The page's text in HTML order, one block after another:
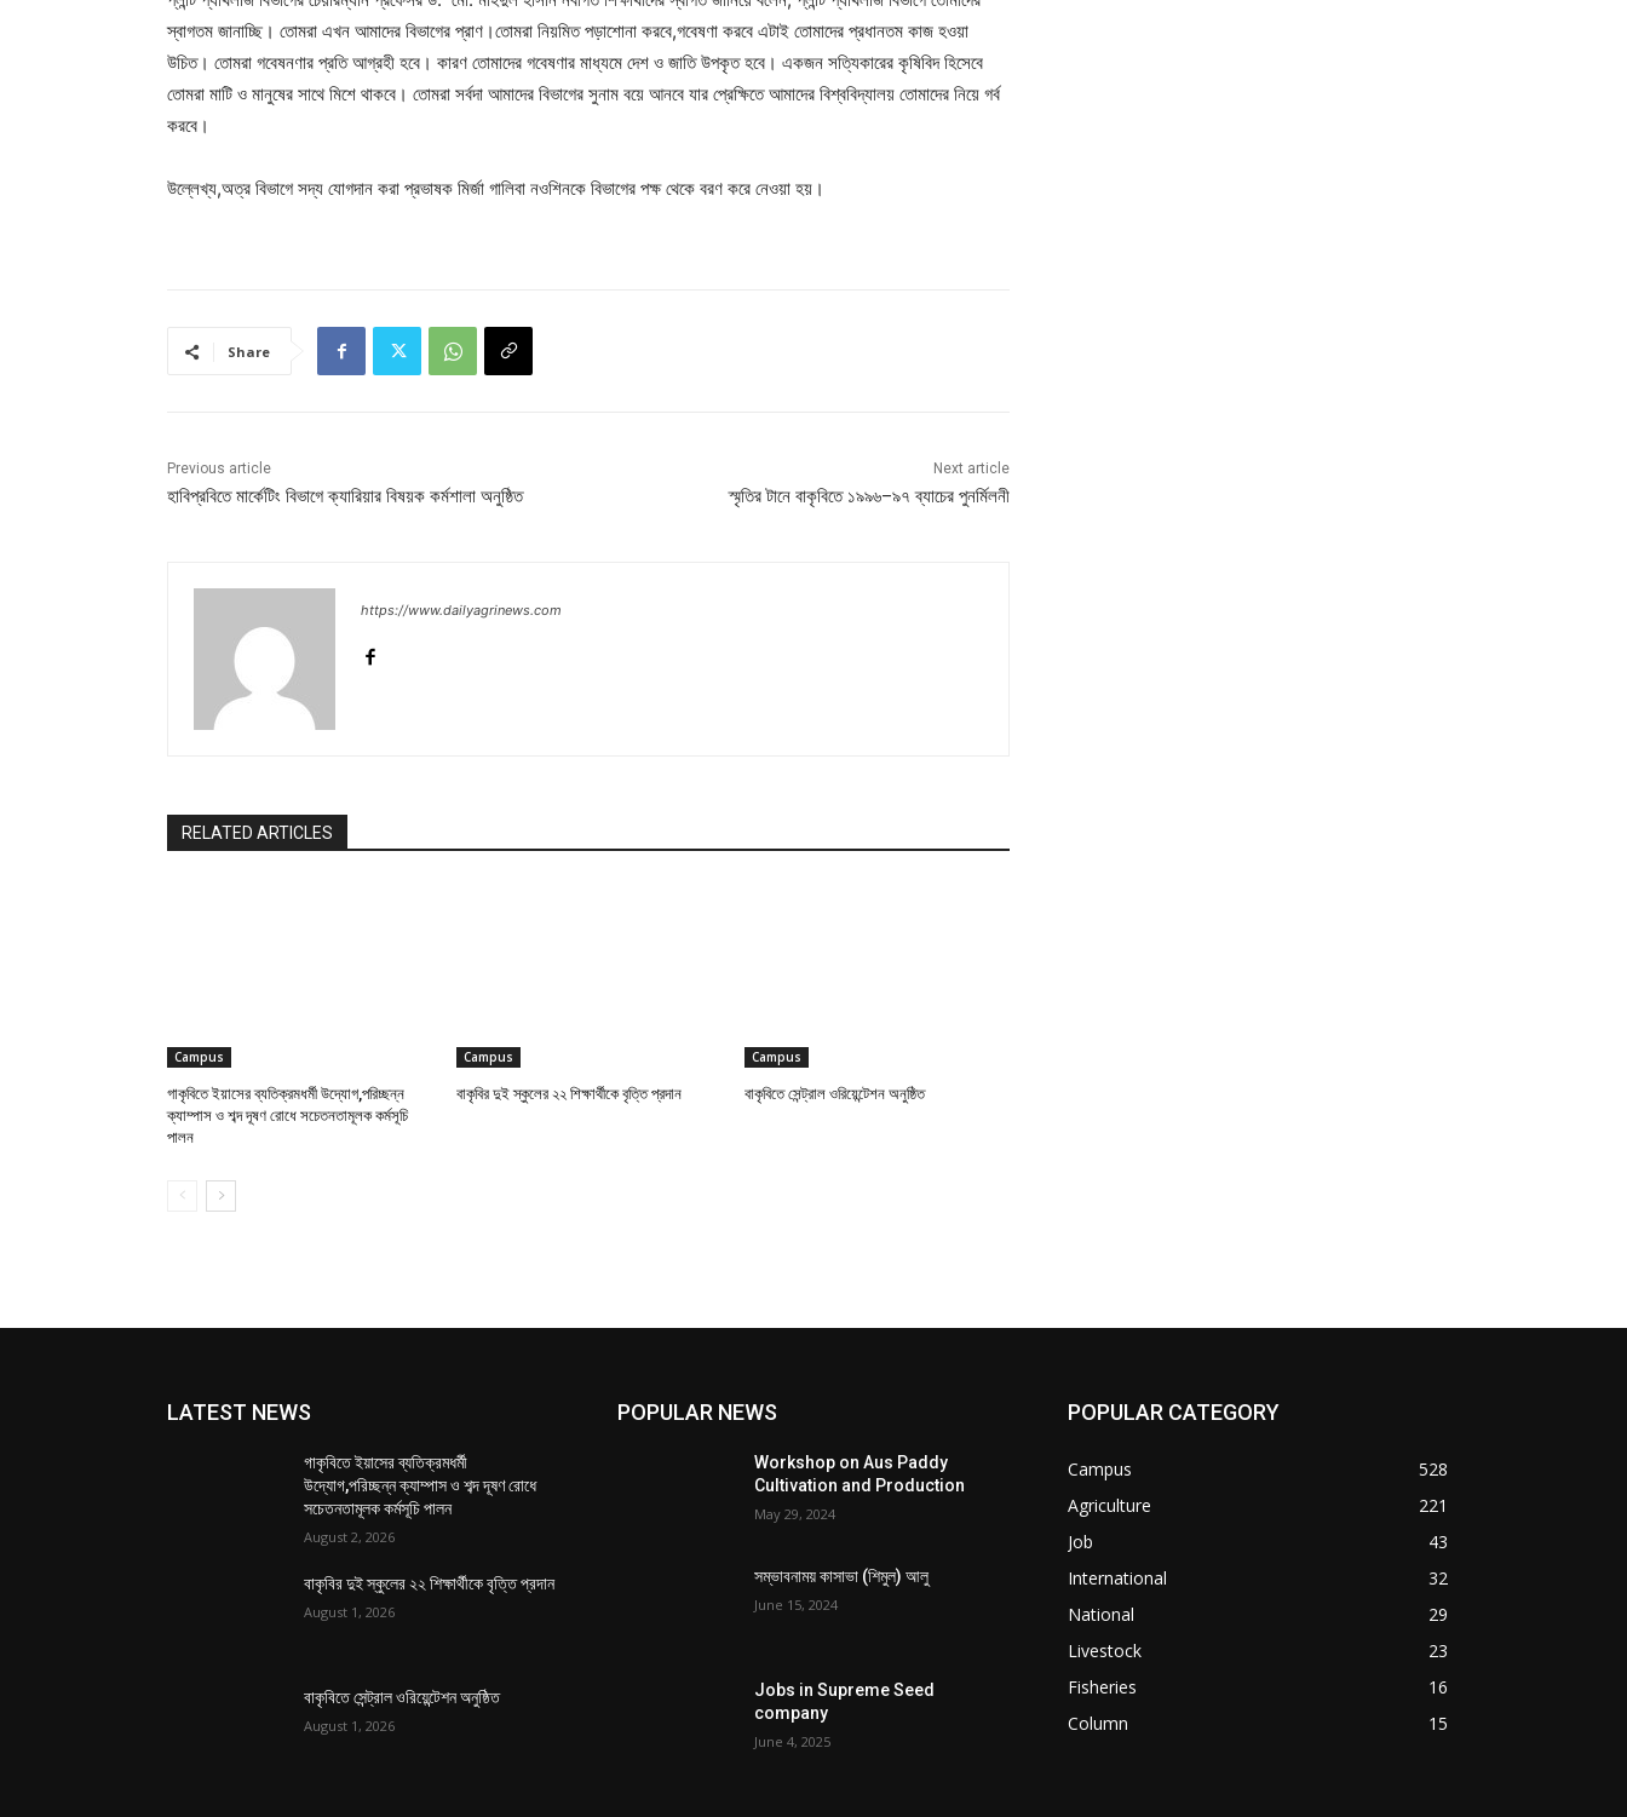
স্বাগতম জানাচ্ছি। তোমরা এখন আমাদের বিভাগের প্রাণ।তোমরা নিয়মিত পড়াশোনা করবে,গবেষণা করবে এটাই তোমাদের প্রধানতম কাজ হওয়া
উচিত। তোমরা গবেষনণার প্রতি আগ্রহী হবে। কারণ তোমাদের গবেষণার মাধ্যমে দেশ ও জাতি উপকৃত হবে। একজন সত্যিকারের কৃষিবিদ হিসেবে
তোমরা মাটি ও মানুষের সাথে মিশে থাকবে। তোমরা সর্বদা আমাদের বিভাগের সুনাম বয়ে আনবে যার প্রেক্ষিতে আমাদের বিশ্ববিদ্যালয় তোমাদের নিয়ে গর্ব
করবে।
উল্লেখ্য,অত্র বিভাগে সদ্য যোগদান করা প্রভাষক মির্জা গালিবা নওশিনকে বিভাগের পক্ষ থেকে বরণ করে নেওয়া হয়।
Share
Previous article
হাবিপ্রবিতে মার্কেটিং বিভাগে ক্যারিয়ার বিষয়ক কর্মশালা অনুষ্ঠিত
Next article
স্মৃতির টানে বাকৃবিতে ১৯৯৬–৯৭ ব্যাচের পুনর্মিলনী
https://www.dailyagrinews.com
RELATED ARTICLES
Campus
গাকৃবিতে ইয়াসের ব্যতিক্রমধর্মী উদ্যোগ,পরিচ্ছন্ন
ক্যাম্পাস ও শব্দ দূষণ রোধে সচেতনতামূলক কর্মসূচি
পালন
Campus
বাকৃবির দুই স্কুলের ২২ শিক্ষার্থীকে বৃত্তি প্রদান
Campus
বাকৃবিতে সেন্ট্রাল ওরিয়েন্টেশন অনুষ্ঠিত
LATEST NEWS
গাকৃবিতে ইয়াসের ব্যতিক্রমধর্মী
উদ্যোগ,পরিচ্ছন্ন ক্যাম্পাস ও শব্দ দূষণ রোধে
সচেতনতামূলক কর্মসূচি পালন
August 2, 2026
বাকৃবির দুই স্কুলের ২২ শিক্ষার্থীকে বৃত্তি প্রদান
August 1, 2026
বাকৃবিতে সেন্ট্রাল ওরিয়েন্টেশন অনুষ্ঠিত
August 1, 2026
POPULAR NEWS
Workshop on Aus Paddy
Cultivation and Production
May 29, 2024
সম্ভাবনাময় কাসাভা (শিমুল) আলু
June 15, 2024
Jobs in Supreme Seed
company
June 4, 2025
POPULAR CATEGORY
Campus
528
Agriculture
221
Job
43
International
32
National
29
Livestock
23
Fisheries
16
Column
15